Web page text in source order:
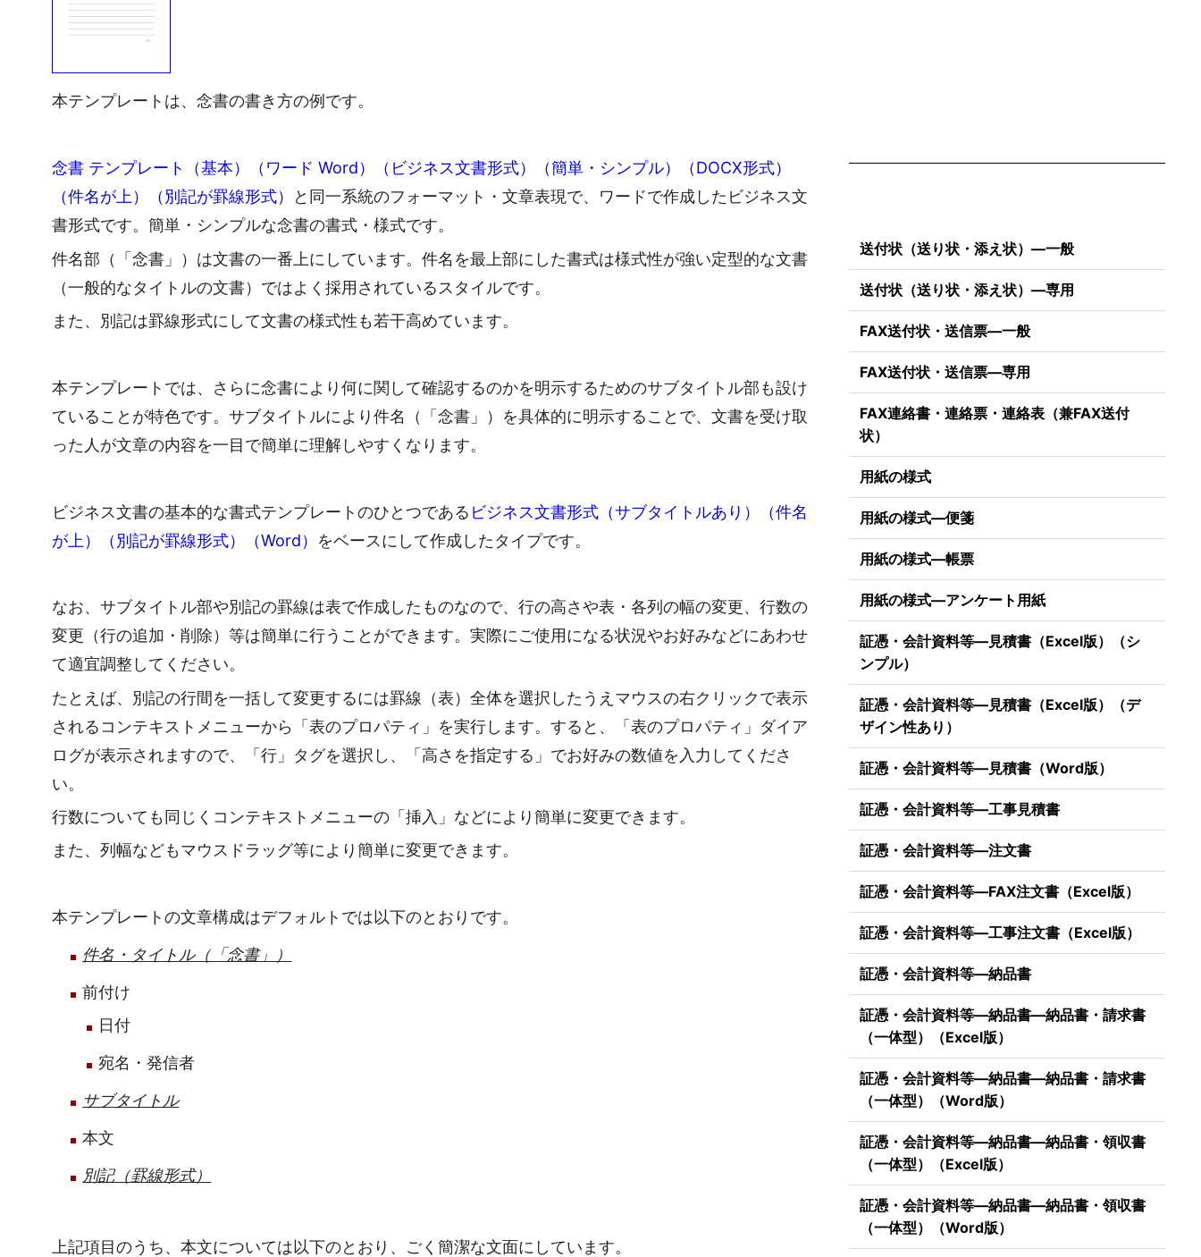
本テンプレートは、念書の書き方の例です。
念書 テンプレート（基本）（ワード Word）（ビジネス文書形式）（簡単・シンプル）（DOCX形式）
（件名が上）（別記が罫線形式）
と同一系統のフォーマット・文章表現で、ワードで作成したビジネス文
書形式です。簡単・シンプルな念書の書式・様式です。
件名部（「念書」）は文書の一番上にしています。件名を最上部にした書式は様式性が強い定型的な文書
（一般的なタイトルの文書）ではよく採用されているスタイルです。
また、別記は罫線形式にして文書の様式性も若干高めています。
本テンプレートでは、さらに念書により何に関して確認するのかを明示するためのサブタイトル部も設け
ていることが特色です。サブタイトルにより件名（「念書」）を具体的に明示することで、文書を受け取
った人が文章の内容を一目で簡単に理解しやすくなります。
ビジネス文書の基本的な書式テンプレートのひとつである ビジネス文書形式（サブタイトルあり）（件名
が上）（別記が罫線形式）（Word） をベースにして作成したタイプです。
なお、サブタイトル部や別記の罫線は表で作成したものなので、行の高さや表・各列の幅の変更、行数の
変更（行の追加・削除）等は簡単に行うことができます。実際にご使用になる状況やお好みなどにあわせ
て適宜調整してください。
たとえば、別記の行間を一括して変更するには罫線（表）全体を選択したうえマウスの右クリックで表示
されるコンテキストメニューから「表のプロパティ」を実行します。すると、「表のプロパティ」ダイア
ログが表示されますので、「行」タグを選択し、「高さを指定する」でお好みの数値を入力してくださ
い。
行数についても同じくコンテキストメニューの「挿入」などにより簡単に変更できます。
また、列幅などもマウスドラッグ等により簡単に変更できます。
本テンプレートの文章構成はデフォルトでは以下のとおりです。
件名・タイトル（「念書」）
前付け
日付
宛名・発信者
サブタイトル
本文
別記（罫線形式）
上記項目のうち、本文については以下のとおり、ごく簡潔な文面にしています。
送付状（送り状・添え状）―一般
送付状（送り状・添え状）―専用
FAX送付状・送信票―一般
FAX送付状・送信票―専用
FAX連絡書・連絡票・連絡表（兼FAX送付
状）
用紙の様式
用紙の様式―便箋
用紙の様式―帳票
用紙の様式―アンケート用紙
証憑・会計資料等―見積書（Excel版）（シ
ンプル）
証憑・会計資料等―見積書（Excel版）（デ
ザイン性あり）
証憑・会計資料等―見積書（Word版）
証憑・会計資料等―工事見積書
証憑・会計資料等―注文書
証憑・会計資料等―FAX注文書（Excel版）
証憑・会計資料等―工事注文書（Excel版）
証憑・会計資料等―納品書
証憑・会計資料等―納品書―納品書・請求書
（一体型）（Excel版）
証憑・会計資料等―納品書―納品書・請求書
（一体型）（Word版）
証憑・会計資料等―納品書―納品書・領収書
（一体型）（Excel版）
証憑・会計資料等―納品書―納品書・領収書
（一体型）（Word版）